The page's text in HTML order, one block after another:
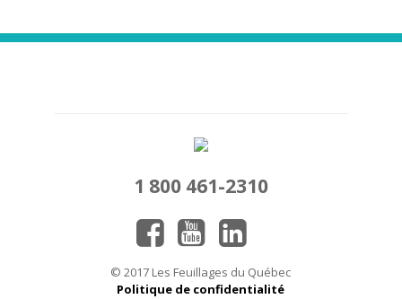
1 800 461-2310
© 2017 Les Feuillages du Québec
Politique de confidentialité